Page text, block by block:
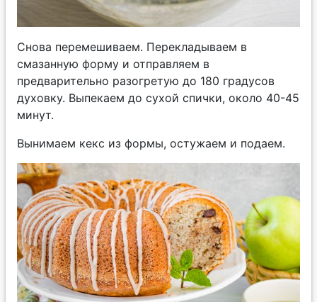
Снова перемешиваем. Перекладываем в
смазанную форму и отправляем в
предварительно разогретую до 180 градусов
духовку. Выпекаем до сухой спички, около 40-45
минут.
Вынимаем кекс из формы, остужаем и подаем.